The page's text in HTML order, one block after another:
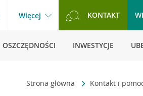
Więcej KONTAKT
OSZCZĘDNOŚCI INWESTYCJE
Strona główna Kontakt i